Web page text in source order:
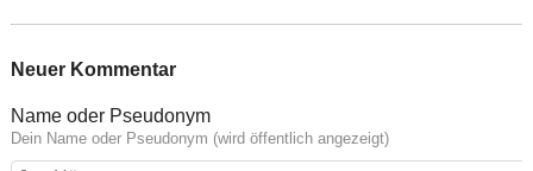
Neuer Kommentar
Name oder Pseudonym
Dein Name oder Pseudonym (wird öffentlich angezeigt)